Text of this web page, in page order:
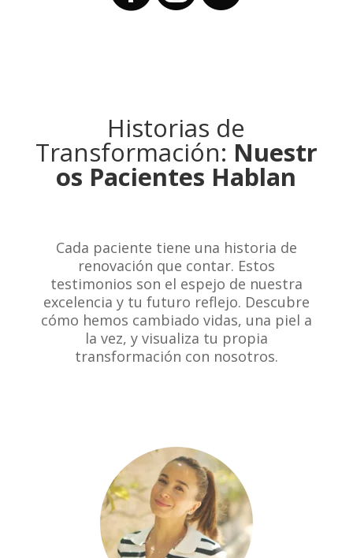
Historias de
Transformación: Nuestr
os Pacientes Hablan
Cada paciente tiene una historia de
renovación que contar. Estos
testimonios son el espejo de nuestra
excelencia y tu futuro reflejo. Descubre
cómo hemos cambiado vidas, una piel a
la vez, y visualiza tu propia
transformación con nosotros.